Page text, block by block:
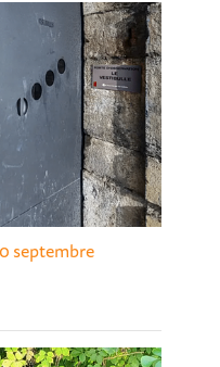
septembre